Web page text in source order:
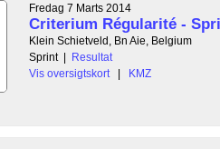
Fredag 7 Marts 2014
Criterium Régularité -
Klein Schietveld, Bn Aie, Belgium
Sprint | Resultat
Vis oversigtskort
| KMZ